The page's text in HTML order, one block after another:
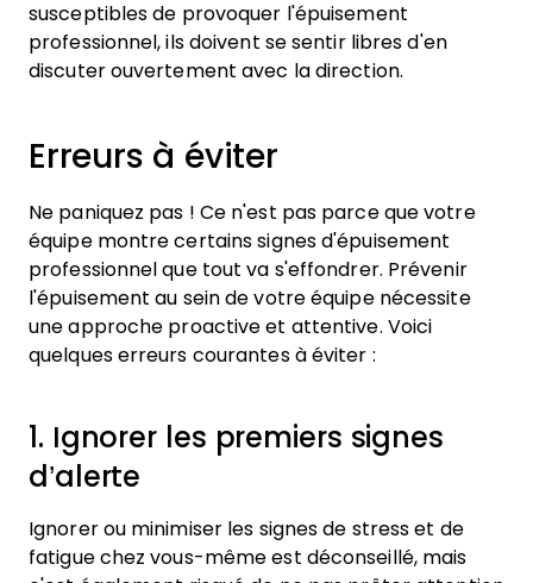
susceptibles de provoquer l'épuisement
professionnel, ils doivent se sentir libres d'en
discuter ouvertement avec la direction.
Erreurs à éviter
Ne paniquez pas ! Ce n'est pas parce que votre
équipe montre certains signes d'épuisement
professionnel que tout va s'effondrer. Prévenir
l'épuisement au sein de votre équipe nécessite
une approche proactive et attentive. Voici
quelques erreurs courantes à éviter :
1. Ignorer les premiers signes
d’alerte
Ignorer ou minimiser les signes de stress et de
fatigue chez vous-même est déconseillé, mais